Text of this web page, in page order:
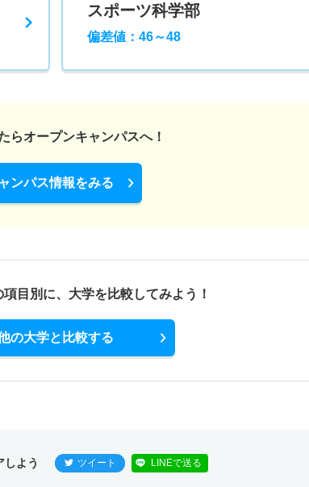
スポーツ科学部
偏差値：46～48
らオープンキャンパスへ！
ンパス情報をみる
目別に、 大学を比較してみよう！
の大学と比較する
しよう ツイート LINEで送る